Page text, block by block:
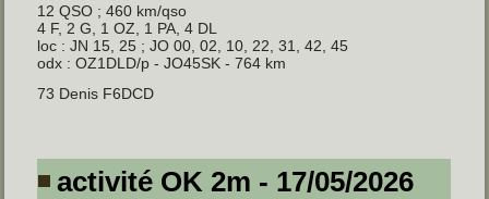
12 QSO ; 460 km/qso
4 F, 2 G, 1 OZ, 1 PA, 4 DL
loc : JN 15, 25 ; JO 00, 02, 10, 22, 31, 42, 45
odx : OZ1DLD/p - JO45SK - 764 km
73 Denis F6DCD
activité OK 2m - 17/05/2026